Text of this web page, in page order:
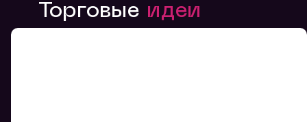
Торговые идеи